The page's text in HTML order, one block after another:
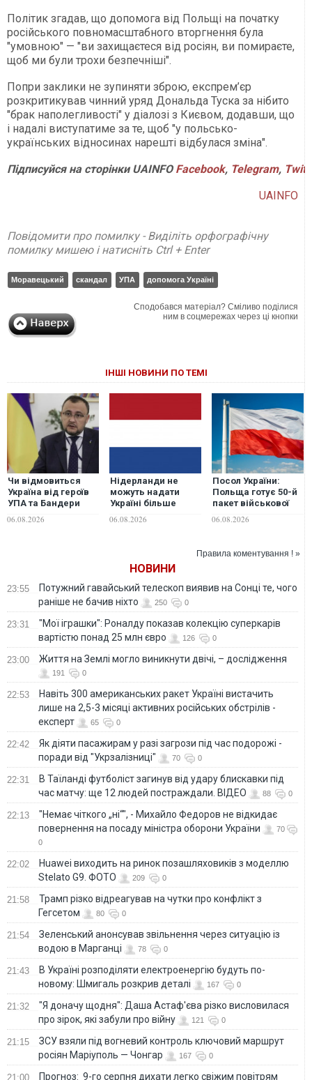
Політик згадав, що допомога від Польщі на початку
російського повномасштабного вторгнення була
"умовною" — "ви захищаєтеся від росіян, ви помираєте,
щоб ми були трохи безпечніші".
Попри заклики не зупиняти зброю, експрем’єр
розкритикував чинний уряд Дональда Туска за нібито
"брак наполегливості" у діалозі з Києвом, додавши, що
і надалі виступатиме за те, щоб "у польсько-
українських відносинах нарешті відбулася зміна".
ПідписуйсянасторінкиUAINFO Facebook, Telegram,
UAINFO
Повідомити про помилку - Виділіть орфографічну
помилку мишею і натисніть Ctrl + Enter
Моравецький скандал УПА допомога Україні
Сподобався матеріал? Сміливо поділися
ним в соцмережах через ці кнопки
ІНШІ НОВИНИ ПО ТЕМІ
Чи відмовиться
Україна від героїв
УПА та Бандери
Польщі відповів на
06.08.2026
Нідерланди не
можуть надати
Україні більше
але відкриті до
Міноборони країни
06.08.2026
Посол України:
Польща готує 50-й
пакет військової
06.08.2026
Правила коментування ! »
НОВИНИ
23:55
Потужний гавайський телескоп виявив на Сонці те, чого
раніше не бачив ніхто
250 0
23:31
"Мої іграшки": Роналду показав колекцію суперкарів
вартістю понад 25 млн євро
126 0
23:00 Життя на Землі могло виникнути двічі, – дослідження
191 0
22:53
Навіть 300 американських ракет Україні вистачить
лише на 2,5-3 місяці активних російських обстрілів -
експерт
65 0
22:42
Як діяти пасажирам у разі загрози під час подорожі -
поради від "Укрзалізниці"
70 0
22:31
В Таїланді футболіст загинув від удару блискавки під
час матчу: ще 12 людей постраждали. ВІДЕО
88 0
22:13
"Немає чіткого „ні“", - Михайло Федоров не відкидає
повернення на посаду міністра оборони України
70
0
22:02
Huawei виходить на ринок позашляховиків з моделлю
Stelato G9. ФОТО
209 0
21:58
Трамп різко відреагував на чутки про конфлікт з
Гегсетом
80 0
21:54
Зеленський анонсував звільнення через ситуацію із
водою в Марганці
78 0
21:43
В Україні розподіляти електроенергію будуть по-
новому: Шмигаль розкрив деталі
167 0
21:32
"Я доначу щодня": Даша Астаф'єва різко висловилася
про зірок, які забули про війну
121 0
21:15
ЗСУ взяли під вогневий контроль ключовий маршрут
росіян Маріуполь — Чонгар
167 0
21:00 Прогноз: 9-го серпня дихати легко свіжим повітрям